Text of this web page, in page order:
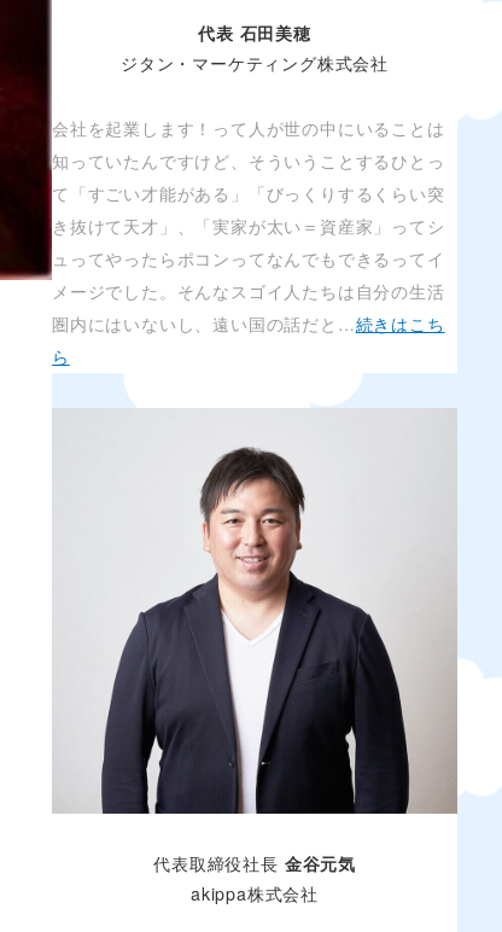
代表 石田美穂
ジタン・マーケティング株式会社
会社を起業します！って人が世の中にいることは
知っていたんですけど、そういうことするひとっ
て「すごい才能がある」「びっくりするくらい突
き抜けて天才」、「実家が太い＝資産家」ってシ
ュってやったらポコンってなんでもできるってイ
メージでした。そんなスゴイ人たちは自分の生活
圏内にはいないし、遠い国の話だと…続きはこち
ら
代表取締役社長 金谷元気
akippa株式会社